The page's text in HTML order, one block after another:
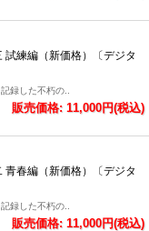
試練編（新価格）〔デジタ
録した不朽の..
販売価格: 11,000円(税込)
青春編（新価格）〔デジタ
録した不朽の..
販売価格: 11,000円(税込)